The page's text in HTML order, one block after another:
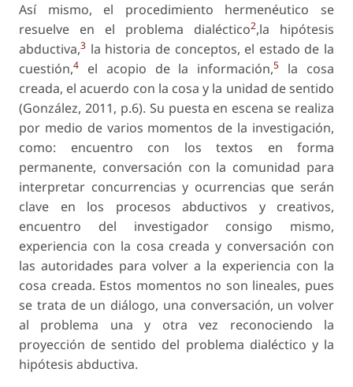
Así mismo, el procedimiento hermenéutico se
resuelve en el problema dialéctico2,la hipótesis
abductiva,3 la historia de conceptos, el estado de la
cuestión,4 el acopio de la información,5
la cosa
creada, el acuerdo con la cosa y la unidad de sentido
(González, 2011, p.6). Su puesta en escena se realiza
por medio de varios momentos de la investigación,
como: encuentro con los textos en forma
permanente, conversación con la comunidad para
interpretar concurrencias y ocurrencias que serán
clave en los procesos abductivos y creativos,
encuentro del investigador consigo mismo,
experiencia con la cosa creada y conversación con
las autoridades para volver a la experiencia con la
cosa creada. Estos momentos no son lineales, pues
se trata de un diálogo, una conversación, un volver
al problema una y otra vez reconociendo la
proyección de sentido del problema dialéctico y la
hipótesis abductiva.